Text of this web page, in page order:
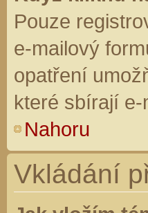
Pouze
e-mailový
opatření
které sbírají e-
Nahoru
Vkládání